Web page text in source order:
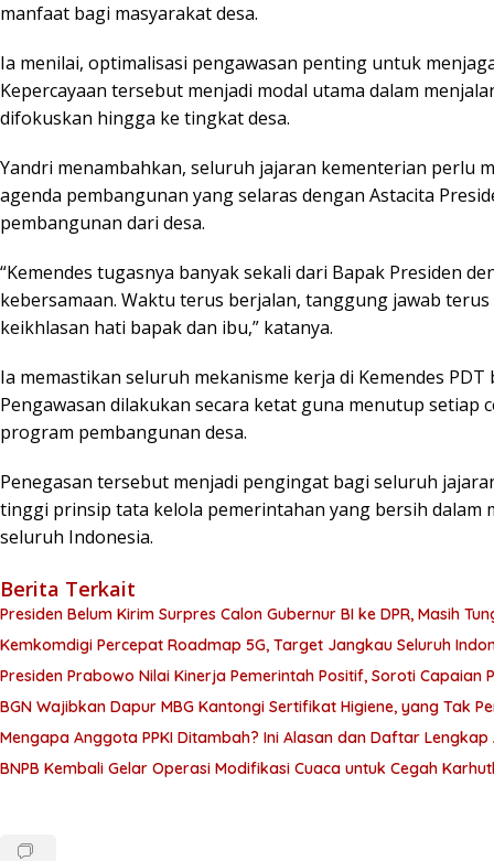
manfaat bagi masyarakat desa.
Ia menilai, optimalisasi pengawasan penting untuk
Kepercayaan tersebut menjadi modal utama dalam
difokuskan hingga ke tingkat desa.
Yandri menambahkan, seluruh jajaran kementerian perlu
agenda pembangunan yang selaras dengan Astacita
pembangunan dari desa.
“Kemendes tugasnya banyak sekali dari Bapak Presiden
kebersamaan. Waktu terus berjalan, tanggung jawab
keikhlasan hati bapak dan ibu,” katanya.
Ia memastikan seluruh mekanisme kerja di Kemendes
Pengawasan dilakukan secara ketat guna menutup
program pembangunan desa.
Penegasan tersebut menjadi pengingat bagi seluruh
tinggi prinsip tata kelola pemerintahan yang bersih dalam
seluruh Indonesia.
Berita Terkait
Presiden Belum Kirim Surpres Calon Gubernur BI ke DPR, Masih
Kemkomdigi Percepat Roadmap 5G, Target Jangkau Seluruh
Presiden Prabowo Nilai Kinerja Pemerintah Positif, Soroti
BGN Wajibkan Dapur MBG Kantongi Sertifikat Higiene, yang Tak
Mengapa Anggota PPKI Ditambah? Ini Alasan dan Daftar
BNPB Kembali Gelar Operasi Modifikasi Cuaca untuk Cegah